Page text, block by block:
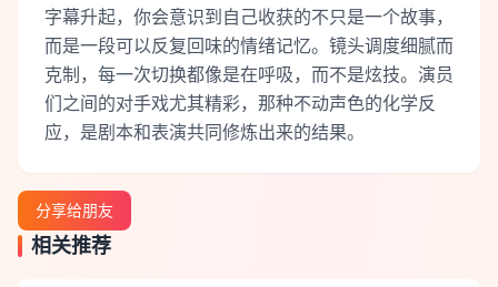
字幕升起，你会意识到自己收获的不只是一个故事，
而是一段可以反复回味的情绪记忆。镜头调度细腻而
克制，每一次切换都像是在呼吸，而不是炫技。演员
们之间的对手戏尤其精彩，那种不动声色的化学反
应，是剧本和表演共同修炼出来的结果。
分享给朋友
相关推荐